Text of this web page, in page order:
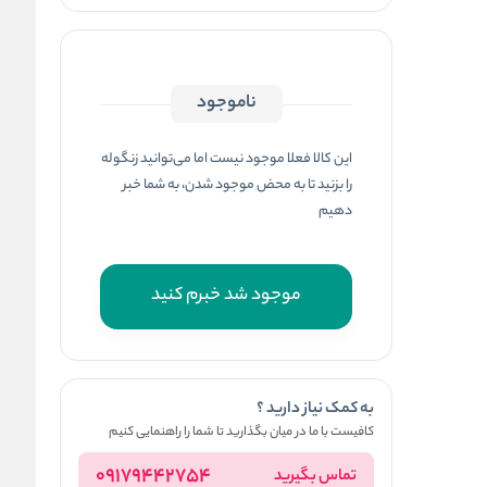
ناموجود
این کالا فعلا موجود نیست اما می‌توانید زنگوله
را بزنید تا به محض موجود شدن، به شما خبر
دهیم
موجود شد خبرم کنید
به کمک نیاز دارید ؟
کافیست با ما در میان بگذارید تا شما را راهنمایی کنیم
تماس بگیرید 09179442754